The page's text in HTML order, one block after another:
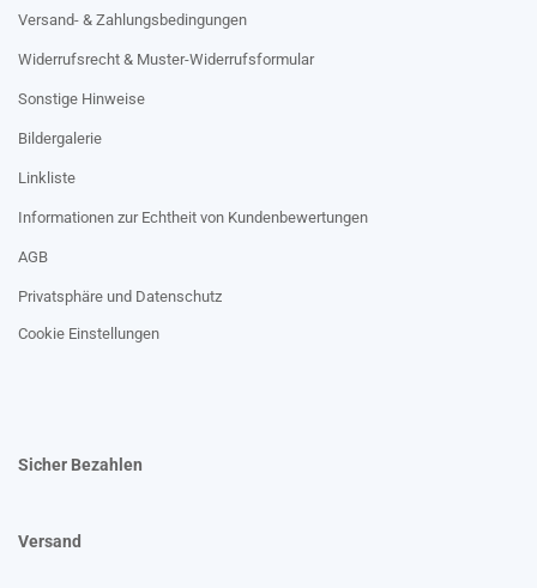
Versand- & Zahlungsbedingungen
Widerrufsrecht & Muster-Widerrufsformular
Sonstige Hinweise
Bildergalerie
Linkliste
Informationen zur Echtheit von Kundenbewertungen
AGB
Privatsphäre und Datenschutz
Cookie Einstellungen
Sicher Bezahlen
Versand